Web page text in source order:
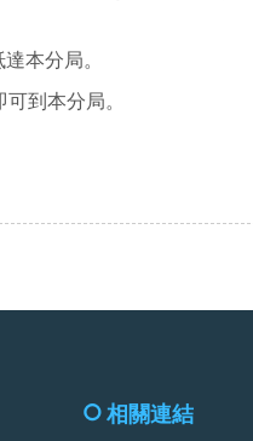
本分局。
到本分局。
相關連結